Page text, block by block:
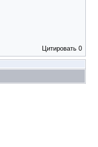
Цитировать 0